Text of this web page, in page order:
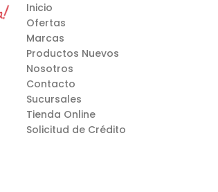
Inicio
Ofertas
Marcas
Productos Nuevos
Nosotros
Contacto
Sucursales
Tienda Online
Solicitud de Crédito